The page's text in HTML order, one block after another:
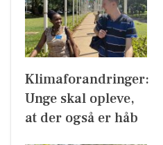
Klimaforandringer:
Unge skal opleve,
at der også er håb